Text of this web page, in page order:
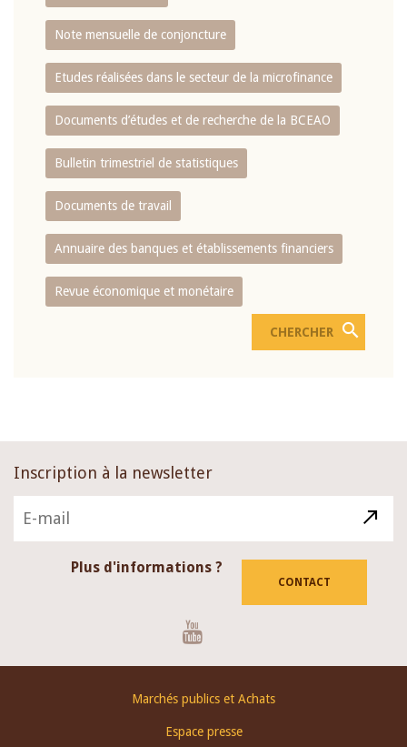
Note mensuelle de conjoncture
Etudes réalisées dans le secteur de la microfinance
Documents d’études et de recherche de la BCEAO
Bulletin trimestriel de statistiques
Documents de travail
Annuaire des banques et établissements financiers
Revue économique et monétaire
Inscription à la newsletter
Plus d'informations ?
CONTACT
Marchés publics et Achats
Espace presse